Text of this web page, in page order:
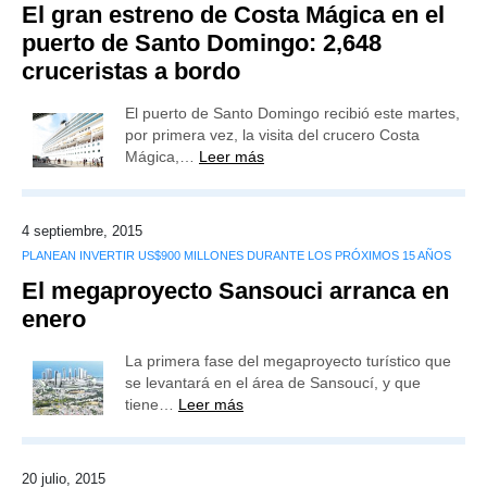
El gran estreno de Costa Mágica en el
puerto de Santo Domingo: 2,648
cruceristas a bordo
El puerto de Santo Domingo recibió este martes,
por primera vez, la visita del crucero Costa
Mágica,… Leer más
4 septiembre, 2015
PLANEAN INVERTIR US$900 MILLONES DURANTE LOS PRÓXIMOS 15 AÑOS
El megaproyecto Sansouci arranca en
enero
La primera fase del megaproyecto turístico que
se levantará en el área de Sansoucí, y que
tiene… Leer más
20 julio, 2015